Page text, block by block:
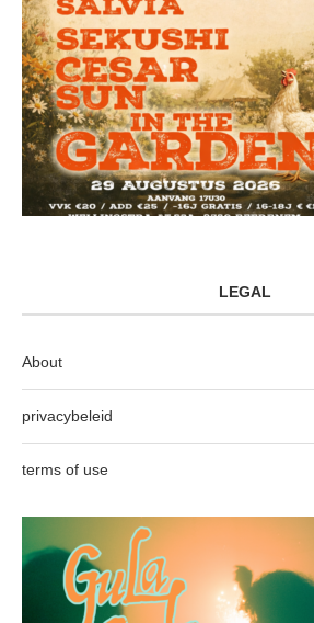
LEGAL
About
privacybeleid
terms of use